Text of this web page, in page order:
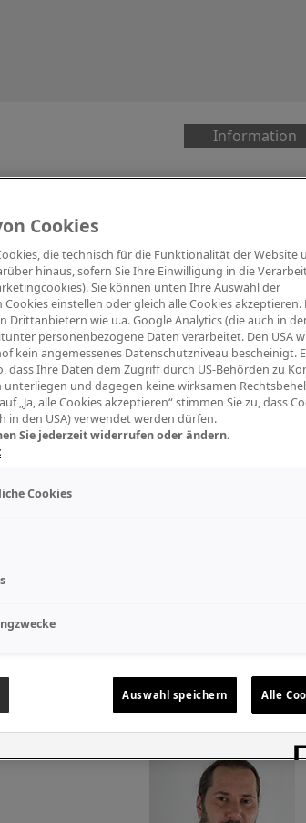
Information
Keys Blasinstrumente Orchester PA
Cookies
die technisch für die Funktionalität der Website
hinaus, sofern Sie Ihre Einwilligung in die
Sie können unten Ihre Auswahl der
einstellen oder gleich alle Cookies akzeptieren.
Drittanbietern wie u.a. Google Analytics (die auch in
personenbezogene Daten verarbeitet. Den USA
kein angemessenes Datenschutzniveau bescheinigt.
dass Ihre Daten dem Zugriff durch US-Behörden zu
unterliegen und dagegen keine wirksamen
„Ja, alle Cookies akzeptieren“ stimmen Sie zu, dass
in den USA) verwendet werden dürfen.
Sie jederzeit widerrufen oder ändern.
Cookies
Auswahl speichern Alle